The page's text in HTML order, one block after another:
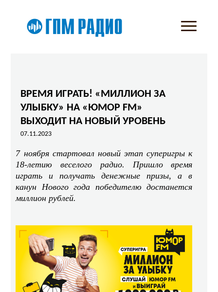
ВРЕМЯ ИГРАТЬ! «МИЛЛИОН ЗА
УЛЫБКУ» НА «ЮМОР FM»
ВЫХОДИТ НА НОВЫЙ УРОВЕНЬ
07.11.2023
7 ноября стартовал новый этап суперигры к
18-летию веселого радио. Пришло время
играть и получать денежные призы, а в
канун Нового года победителю достанется
миллион рублей.